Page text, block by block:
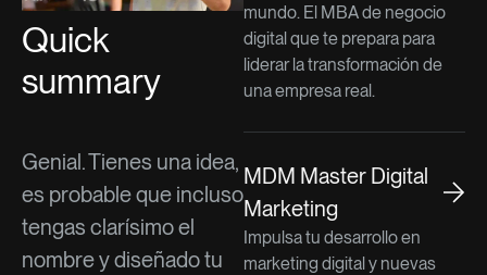
Quick
summary
Genial. Tienes una idea,
es probable que incluso
tengas clarísimo el
nombre y diseñado tu
mundo. El MBA de negocio
digital que te prepara para
liderar la transformación de
una empresa real.
MDM Master Digital
Marketing
Impulsa tu desarrollo en
marketing digital y nuevas